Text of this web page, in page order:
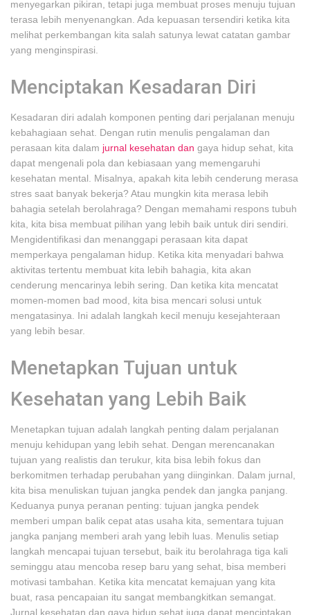
menyegarkan pikiran, tetapi juga membuat proses menuju tujuan
terasa lebih menyenangkan. Ada kepuasan tersendiri ketika kita
melihat perkembangan kita salah satunya lewat catatan gambar
yang menginspirasi.
Menciptakan Kesadaran Diri
Kesadaran diri adalah komponen penting dari perjalanan menuju
kebahagiaan sehat. Dengan rutin menulis pengalaman dan
perasaan kita dalam jurnal kesehatan dan gaya hidup sehat, kita
dapat mengenali pola dan kebiasaan yang memengaruhi
kesehatan mental. Misalnya, apakah kita lebih cenderung merasa
stres saat banyak bekerja? Atau mungkin kita merasa lebih
bahagia setelah berolahraga? Dengan memahami respons tubuh
kita, kita bisa membuat pilihan yang lebih baik untuk diri sendiri.
Mengidentifikasi dan menanggapi perasaan kita dapat
memperkaya pengalaman hidup. Ketika kita menyadari bahwa
aktivitas tertentu membuat kita lebih bahagia, kita akan
cenderung mencarinya lebih sering. Dan ketika kita mencatat
momen-momen bad mood, kita bisa mencari solusi untuk
mengatasinya. Ini adalah langkah kecil menuju kesejahteraan
yang lebih besar.
Menetapkan Tujuan untuk
Kesehatan yang Lebih Baik
Menetapkan tujuan adalah langkah penting dalam perjalanan
menuju kehidupan yang lebih sehat. Dengan merencanakan
tujuan yang realistis dan terukur, kita bisa lebih fokus dan
berkomitmen terhadap perubahan yang diinginkan. Dalam jurnal,
kita bisa menuliskan tujuan jangka pendek dan jangka panjang.
Keduanya punya peranan penting: tujuan jangka pendek
memberi umpan balik cepat atas usaha kita, sementara tujuan
jangka panjang memberi arah yang lebih luas. Menulis setiap
langkah mencapai tujuan tersebut, baik itu berolahraga tiga kali
seminggu atau mencoba resep baru yang sehat, bisa memberi
motivasi tambahan. Ketika kita mencatat kemajuan yang kita
buat, rasa pencapaian itu sangat membangkitkan semangat.
Jurnal kesehatan dan gaya hidup sehat juga dapat menciptakan